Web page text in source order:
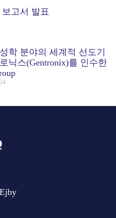
보고서 발표
학 분야의 세계적 선도기
닉스(Gentronix)를 인수한